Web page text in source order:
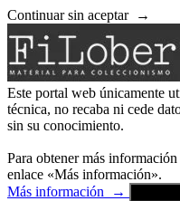
Continuar sin aceptar →
Este portal web únicamente
técnica, no recaba ni cede
sin su conocimiento.
Para obtener más
enlace «Más información».
Más información
→